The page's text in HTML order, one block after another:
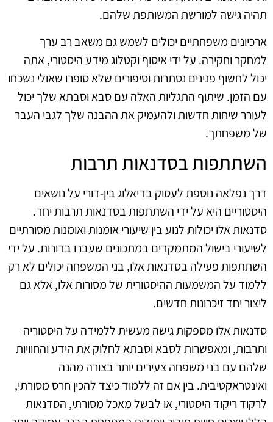
תהיה גישה למורשת המשותפת שלהם.
ארכיונים משפחתיים יכולים לשמש גם משאב רב ערך
למחקר וחקירה. על ידי איסוף וקטלוג מידע היסטורי, אתה
יכול לחשוף פנינים נסתרות וסיפורים שלא סופרו שאולי נשכחו
עם הזמן. שיתוף התגליות האלה עם סבא וסבתא שלך יכול
לעורר שיחות חדשות ולהעמיק את ההבנה שלך לגבי העבר
של משפחתך.
השתתפות בסדנאות תרבות
דרך נפלאה נוספת לעסוק בדיאלוג בין-דורי על נושאים
היסטוריים היא על ידי השתתפות בסדנאות תרבות יחד.
סדנאות אלו יכולות לנוע בין שיעורי אומנות ואומנות מסורתיים
לשיעורי בישול המתמקדים במתכונים שעברו בדורות. על ידי
השתתפות פעילה בסדנאות אלו, בני המשפחה יכולים לא רק
ללמוד על המשמעות ההיסטורית של מסורות אלו, אלא גם
ליצור יחד זיכרונות חדשים.
סדנאות אלו מספקות גישה מעשית ללמידה על היסטוריה
ותרבות, ומאפשרות לסבא וסבתא לחלוק את הידע והחוויות
שלהם עם בני משפחה צעירים יותר בצורה מהנה
ואינטראקטיבית. בין אם זה ללמוד כיצד להכין חרס מסורתי,
לרקוד ריקוד היסטורי, או לבשל מאכל מסורתי, הסדנאות